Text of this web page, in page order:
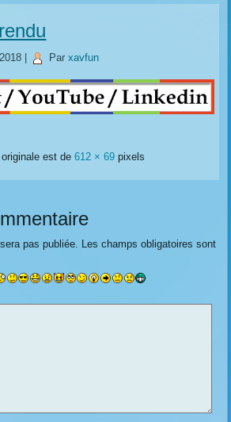
Par xavfun
est de 612 × 69 pixels
pas publiée. Les champs obligatoires sont